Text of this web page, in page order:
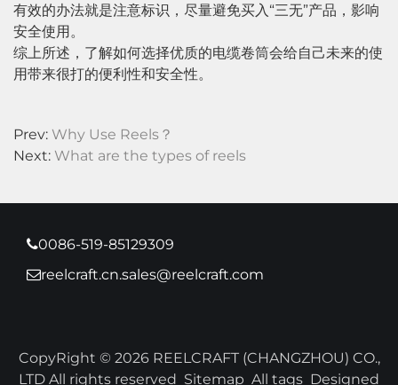
有效的办法就是注意标识，尽量避免买入“三无”产品，影响
安全使用。
综上所述，了解如何选择优质的电缆卷筒会给自己未来的使
用带来很打的便利性和安全性。
Prev: Why Use Reels？
Next: What are the types of reels
0086-519-85129309
reelcraft.cn.sales@reelcraft.com
CopyRight © 2026 REELCRAFT (CHANGZHOU) CO.,
LTD All rights reserved Sitemap All tags Designed